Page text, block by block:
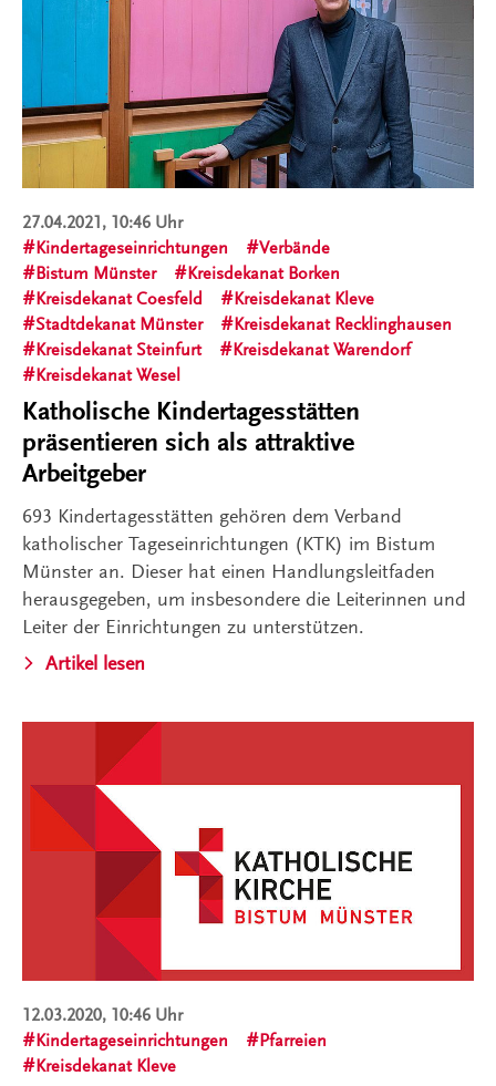
27.04.2021, 10:46 Uhr
Kindertageseinrichtungen
Verbände
Bistum Münster
Kreisdekanat Borken
Kreisdekanat Coesfeld
Kreisdekanat Kleve
Stadtdekanat Münster
Kreisdekanat Recklinghausen
Kreisdekanat Steinfurt
Kreisdekanat Warendorf
Kreisdekanat Wesel
Katholische Kindertagesstätten
präsentieren sich als attraktive
Arbeitgeber
693 Kindertagesstätten gehören dem Verband
katholischer Tageseinrichtungen (KTK) im Bistum
Münster an. Dieser hat einen Handlungsleitfaden
herausgegeben, um insbesondere die Leiterinnen und
Leiter der Einrichtungen zu unterstützen.
Artikel lesen
12.03.2020, 10:46 Uhr
Kindertageseinrichtungen
Pfarreien
Kreisdekanat Kleve